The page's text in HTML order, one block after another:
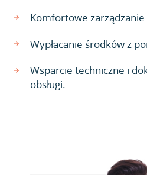
Komfortowe zarządzanie
Wypłacanie środków z
Wsparcie techniczne i
obsługi.